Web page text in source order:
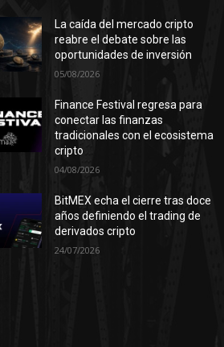
La caída del mercado cripto
reabre el debate sobre las
oportunidades de inversión
05/08/2026
Finance Festival regresa para
conectar las finanzas
tradicionales con el ecosistema
cripto
04/08/2026
BitMEX echa el cierre tras doce
años definiendo el trading de
derivados cripto
24/07/2026